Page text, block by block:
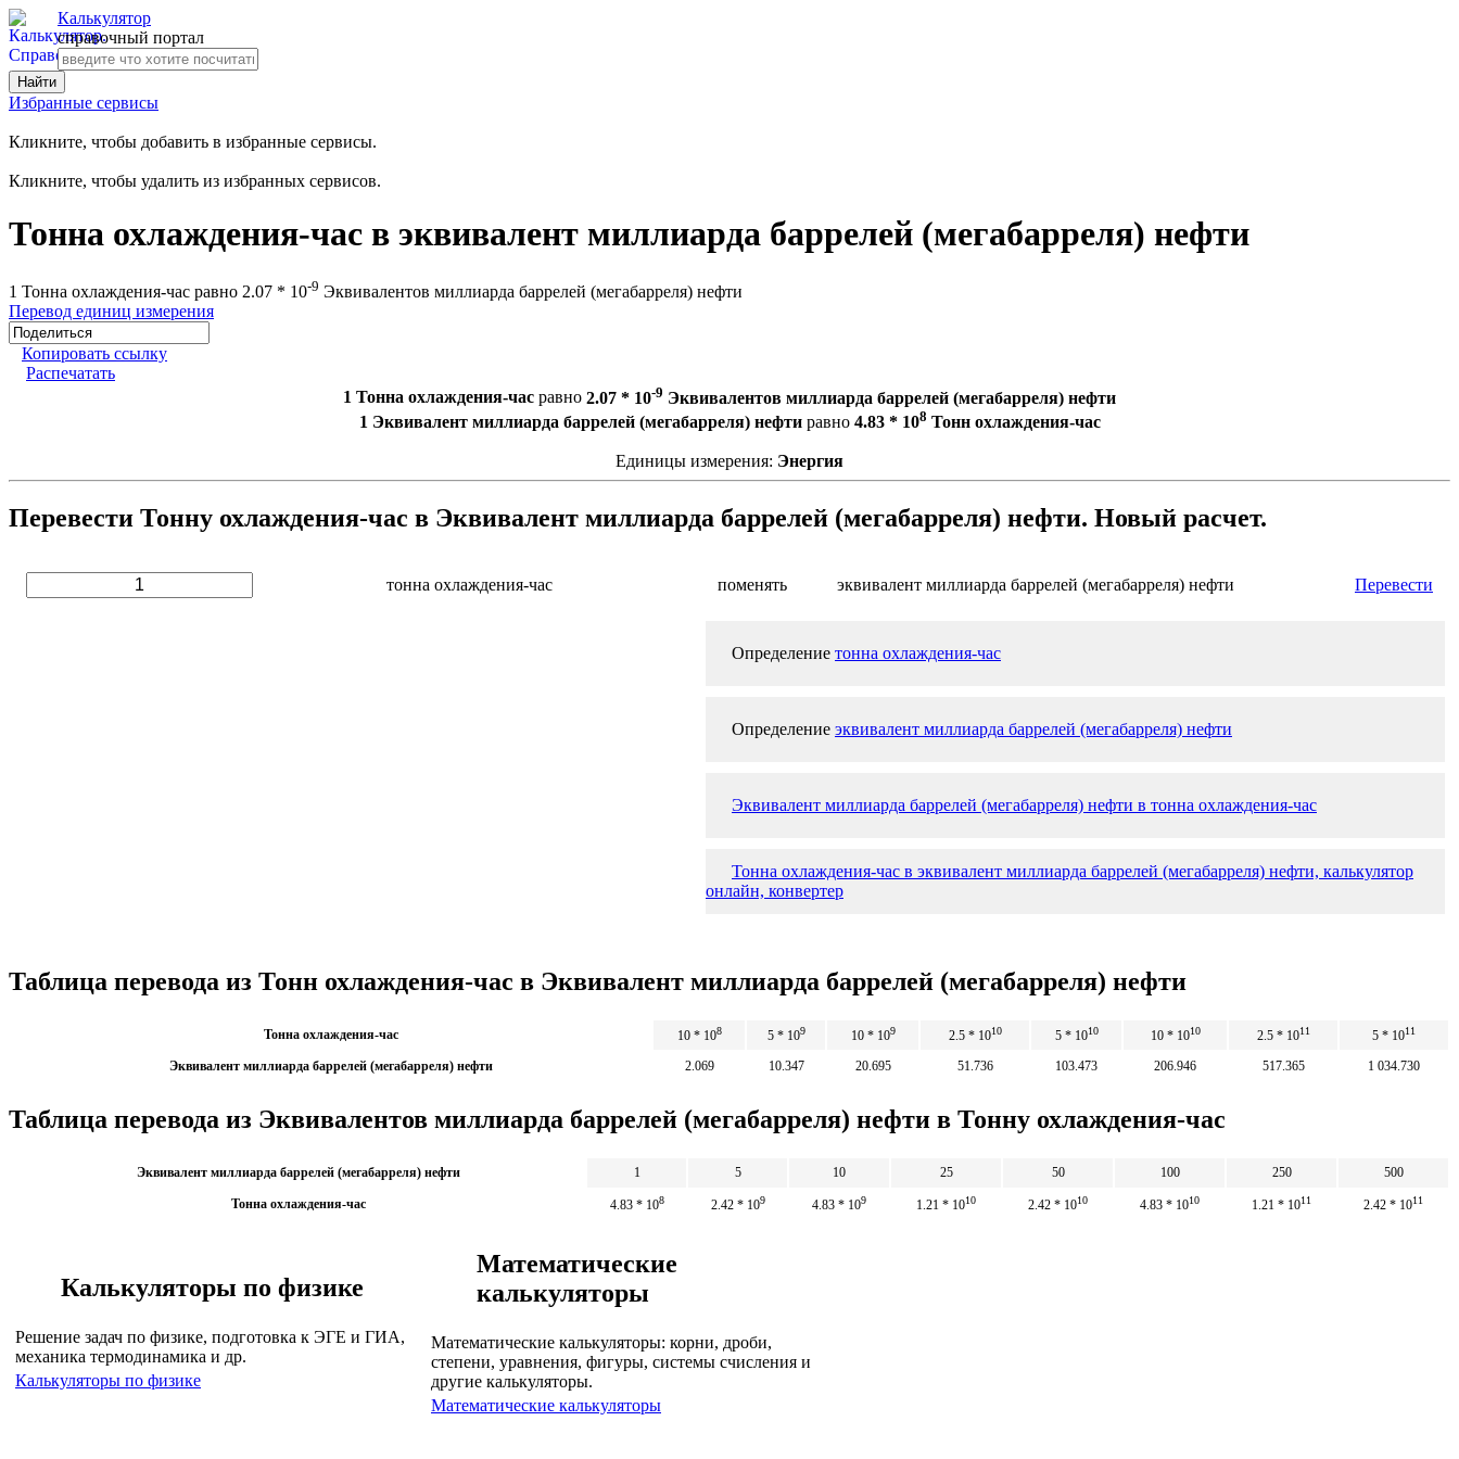
Калькулятор
справочный портал
Избранные сервисы
Кликните, чтобы добавить в избранные сервисы.
Кликните, чтобы удалить из избранных сервисов.
Тонна охлаждения-час в эквивалент миллиарда баррелей (мегабарреля) нефти
1 Тонна охлаждения-час равно 2.07 * 10-9 Эквивалентов миллиарда баррелей (мегабарреля) нефти
Перевод единиц измерения
Копировать ссылку
Распечатать
1 Тонна охлаждения-час равно 2.07 * 10-9 Эквивалентов миллиарда баррелей (мегабарреля) нефти
1 Эквивалент миллиарда баррелей (мегабарреля) нефтиравно 4.83 * 108 Тонн охлаждения-час
Единицы измерения: Энергия
Перевести Тонну охлаждения-час в Эквивалент миллиарда баррелей (мегабарреля) нефти. Новый расчет.
тонна охлаждения-час поменять эквивалент миллиарда баррелей (мегабарреля) нефти Перевести
Определение тонна охлаждения-час
Определение эквивалент миллиарда баррелей (мегабарреля) нефти
Эквивалент миллиарда баррелей (мегабарреля) нефти в тонна охлаждения-час
Тонна охлаждения-час в эквивалент миллиарда баррелей (мегабарреля) нефти, калькулятор
онлайн, конвертер
Таблица перевода из Тонн охлаждения-час в Эквивалент миллиарда баррелей (мегабарреля) нефти
Тонна охлаждения-час 10 * 108 5 * 109 10 * 109 2.5 * 1010 5 * 1010 10 * 1010 2.5 * 1011 5 * 1011
Эквивалент миллиарда баррелей (мегабарреля) нефти 2.069 10.347 20.695 51.736 103.473 206.946 517.365 1 034.730
Таблица перевода из Эквивалентов миллиарда баррелей (мегабарреля) нефти в Тонну охлаждения-час
Эквивалент миллиарда баррелей (мегабарреля) нефти 1 5 10 25 50 100 250 500
Тонна охлаждения-час 4.83 * 108 2.42 * 109 4.83 * 109 1.21 * 1010 2.42 * 1010 4.83 * 1010 1.21 * 1011 2.42 * 1011
Калькуляторы по физике
Решение задач по физике, подготовка к ЭГЕ и ГИА,
механика термодинамика и др.
Калькуляторы по физике
Математические
калькуляторы
Математические калькуляторы: корни, дроби,
степени, уравнения, фигуры, системы счисления и
другие калькуляторы.
Математические калькуляторы